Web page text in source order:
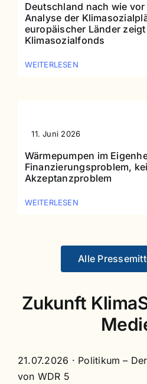
Deutschland nach wie
Analyse der
europäischer Länder
Klimasozialfonds
WEITERLESEN
11. Juni 2026
Wärmepumpen im
Finanzierungsproblem,
Akzeptanzproblem
WEITERLESEN
Alle
Zukunft
21.07.2026 · Politikum –
von WDR 5